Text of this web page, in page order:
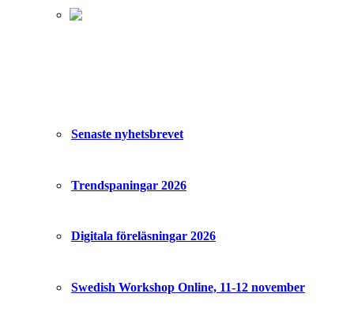
Senaste nyhetsbrevet
Trendspaningar 2026
Digitala föreläsningar 2026
Swedish Workshop Online, 11-12 november